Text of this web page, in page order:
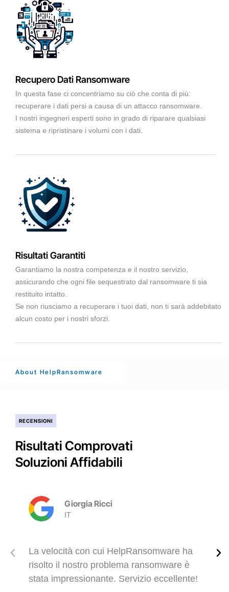
Recupero Dati Ransomware
In questa fase ci concentriamo su ciò che conta di più:
recuperare i dati persi a causa di un attacco ransomware.
I nostri ingegneri esperti sono in grado di riparare qualsiasi
sistema e ripristinare i volumi con i dati.
Risultati Garantiti
Garantiamo la nostra competenza e il nostro servizio,
assicurando che ogni file sequestrato dal ransomware ti sia
restituito intatto.
Se non riusciamo a recuperare i tuoi dati, non ti sarà addebitato
alcun costo per i nostri sforzi.
About HelpRansomware
RECENSIONI
Risultati Comprovati
Soluzioni Affidabili
La velocità con cui HelpRansomware ha
risolto il nostro problema ransomware è
stata impressionante. Servizio eccellente!
Giorgia Ricci
IT